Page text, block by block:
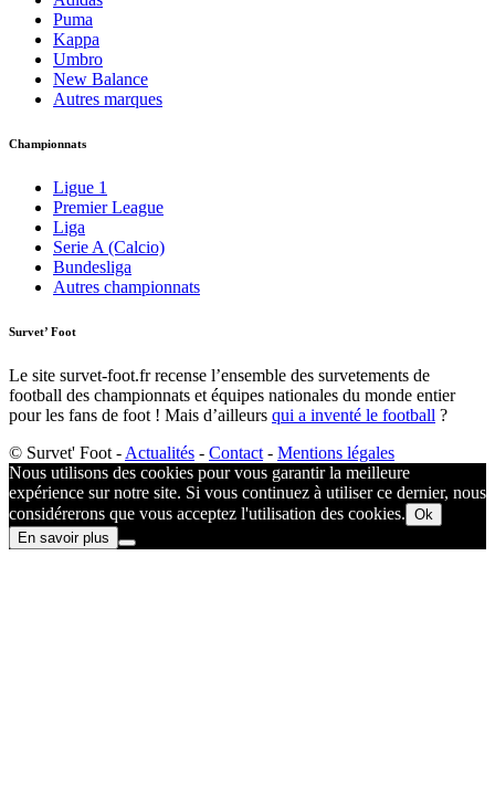
Puma
Kappa
Umbro
New Balance
Autres marques
Championnats
Ligue 1
Premier League
Liga
Serie A (Calcio)
Bundesliga
Autres championnats
Survet’ Foot
Le site survet-foot.fr recense l’ensemble des survetements de
football des championnats et équipes nationales du monde entier
pour les fans de foot ! Mais d’ailleurs qui a inventé le football ?​
© Survet' Foot - Actualités - Contact - Mentions légales
Nous utilisons des cookies pour vous garantir la meilleure
expérience sur notre site. Si vous continuez à utiliser ce dernier, nous
considérerons que vous acceptez l'utilisation des cookies. Ok
En savoir plus